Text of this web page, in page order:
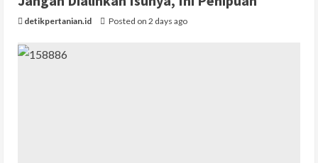
detikpertanian.id Posted on 2 days ago